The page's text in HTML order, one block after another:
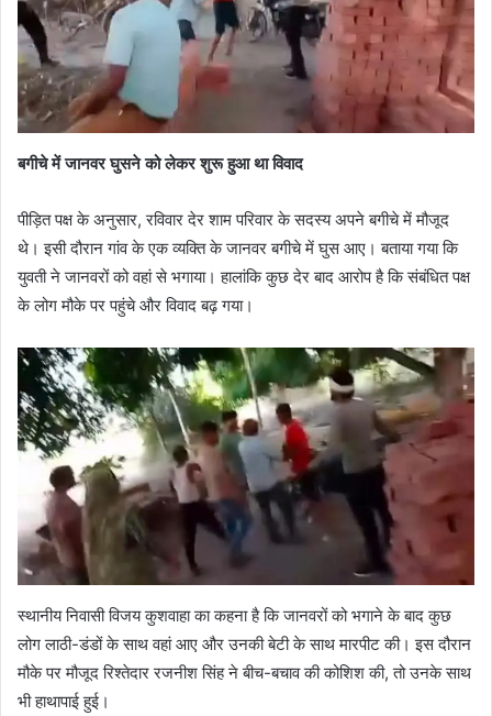
बगीचे में जानवर घुसने को लेकर शुरू हुआ था विवाद
पीड़ित पक्ष के अनुसार, रविवार देर शाम परिवार के सदस्य अपने बगीचे में मौजूद
थे। इसी दौरान गांव के एक व्यक्ति के जानवर बगीचे में घुस आए। बताया गया कि
युवती ने जानवरों को वहां से भगाया। हालांकि कुछ देर बाद आरोप है कि संबंधित पक्ष
के लोग मौके पर पहुंचे और विवाद बढ़ गया।
स्थानीय निवासी विजय कुशवाहा का कहना है कि जानवरों को भगाने के बाद कुछ
लोग लाठी-डंडों के साथ वहां आए और उनकी बेटी के साथ मारपीट की। इस दौरान
मौके पर मौजूद रिश्तेदार रजनीश सिंह ने बीच-बचाव की कोशिश की, तो उनके साथ
भी हाथापाई हुई।